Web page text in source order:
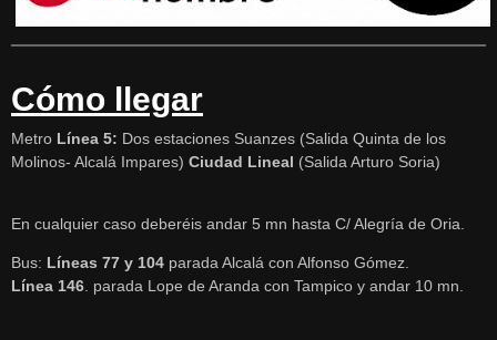
Cómo llegar
Metro Línea 5: Dos estaciones Suanzes (Salida Quinta de los
Molinos- Alcalá Impares) Ciudad Lineal (Salida Arturo Soria)
En cualquier caso deberéis andar 5 mn hasta C/ Alegría de Oria.
Bus: Líneas 77 y 104 parada Alcalá con Alfonso Gómez.
Línea 146. parada Lope de Aranda con Tampico y andar 10 mn.